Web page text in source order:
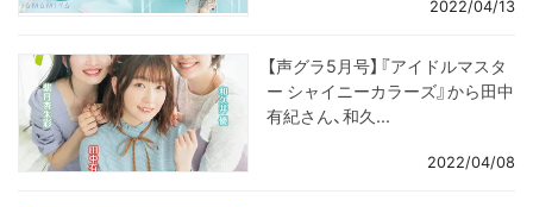
2022/04/13
【声グラ5月号】『アイドルマスタ
ー シャイニーカラーズ』から田中
有紀さん、和久...
2022/04/08